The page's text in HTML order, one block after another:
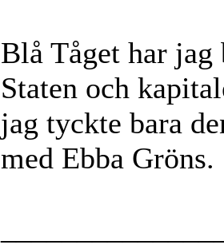
Blå Tåget har
Staten och
jag tyckte bara
med Ebba Gröns.